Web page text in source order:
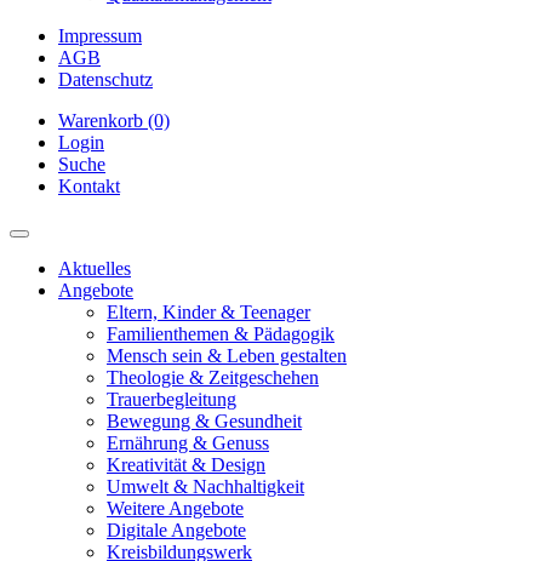
Impressum
AGB
Datenschutz
Warenkorb (0)
Login
Suche
Kontakt
Aktuelles
Angebote
Eltern, Kinder & Teenager
Familienthemen & Pädagogik
Mensch sein & Leben gestalten
Theologie & Zeitgeschehen
Trauerbegleitung
Bewegung & Gesundheit
Ernährung & Genuss
Kreativität & Design
Umwelt & Nachhaltigkeit
Weitere Angebote
Digitale Angebote
Kreisbildungswerk